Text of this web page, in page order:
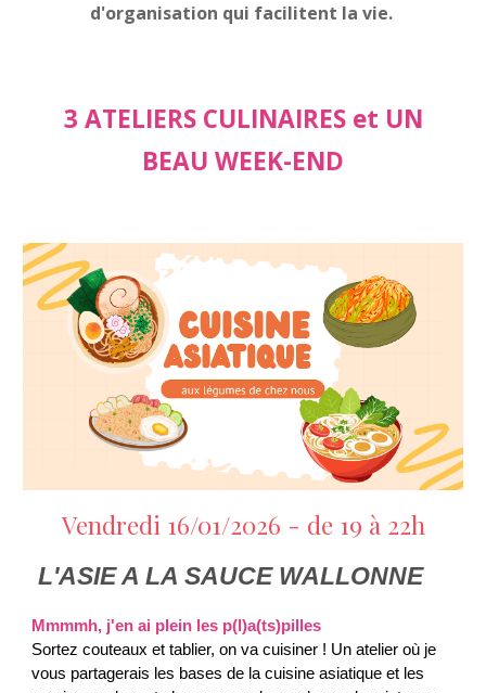
d'organisation qui facilitent la vie.
3 ATELIERS CULINAIRES et UN
BEAU WEEK-END
Vendredi 16/01/2026 - de 19 à 22h
L'ASIE A LA SAUCE WALLONNE
Mmmmh, j'en ai plein les p(l)a(ts)pilles
Sortez couteaux et tablier, on va cuisiner ! Un atelier où je
vous partagerais les bases de la cuisine asiatique et les